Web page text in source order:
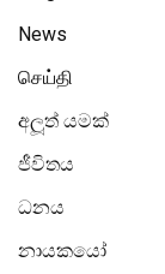
News
செய்தி
අලූත් යමක්
ජීවිතය
ධනය
නායකයෝ